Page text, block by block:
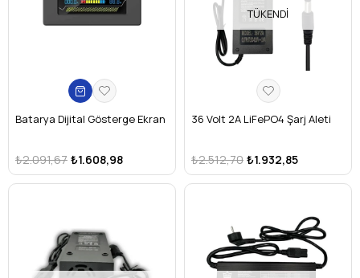
Batarya Dijital Gösterge Ekran
₺1.608,98
₺2.091,67
TÜKENDI
36 Volt 2A LiFePO4 Şarj Aleti
₺1.932,85
₺2.512,70